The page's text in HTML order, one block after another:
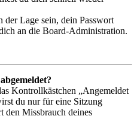
der Lage sein, dein Passwort
an die Board-Administration.
Kontrollkästchen „Angemeldet
du nur für eine Sitzung
den Missbrauch deines